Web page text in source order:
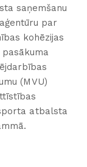
saņemšanu
par
kohēzijas
(MVU)
atbalsta